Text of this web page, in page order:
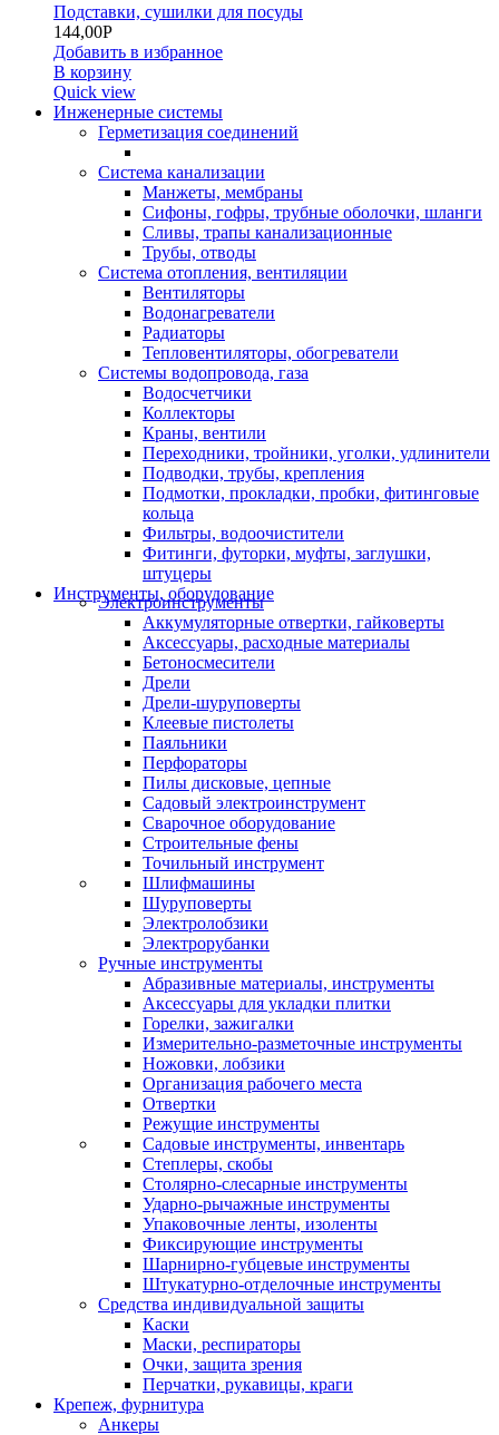
Подставки, сушилки для посуды
144,00Р
Добавить в избранное
В корзину
Quick view
Инженерные системы
Герметизация соединений
Система канализации
Манжеты, мембраны
Сифоны, гофры, трубные оболочки, шланги
Сливы, трапы канализационные
Трубы, отводы
Система отопления, вентиляции
Вентиляторы
Водонагреватели
Радиаторы
Тепловентиляторы, обогреватели
Системы водопровода, газа
Водосчетчики
Коллекторы
Краны, вентили
Переходники, тройники, уголки, удлинители
Подводки, трубы, крепления
Подмотки, прокладки, пробки, фитинговые
кольца
Фильтры, водоочистители
Фитинги, футорки, муфты, заглушки,
штуцеры
Инструменты, оборудование
Электроинструменты
Аккумуляторные отвертки, гайковерты
Аксессуары, расходные материалы
Бетоносмесители
Дрели
Дрели-шуруповерты
Клеевые пистолеты
Паяльники
Перфораторы
Пилы дисковые, цепные
Садовый электроинструмент
Сварочное оборудование
Строительные фены
Точильный инструмент
Шлифмашины
Шуруповерты
Электролобзики
Электрорубанки
Ручные инструменты
Абразивные материалы, инструменты
Аксессуары для укладки плитки
Горелки, зажигалки
Измерительно-разметочные инструменты
Ножовки, лобзики
Организация рабочего места
Отвертки
Режущие инструменты
Садовые инструменты, инвентарь
Степлеры, скобы
Столярно-слесарные инструменты
Ударно-рычажные инструменты
Упаковочные ленты, изоленты
Фиксирующие инструменты
Шарнирно-губцевые инструменты
Штукатурно-отделочные инструменты
Средства индивидуальной защиты
Каски
Маски, респираторы
Очки, защита зрения
Перчатки, рукавицы, краги
Крепеж, фурнитура
Анкеры